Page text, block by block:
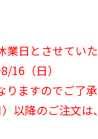
日とさせていた
16（日）
ますのでご了承
以降のご注文